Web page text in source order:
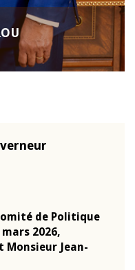
de Politique
2026,
Monsieur Jean-